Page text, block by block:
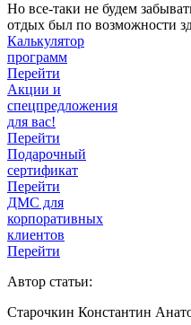
Но все-таки не будем
отдых был по возможности
Калькулятор
программ
Перейти
Акции и
спецпредложения
для вас!
Перейти
Подарочный
сертификат
Перейти
ДМС для
корпоративных
клиентов
Перейти
Автор статьи:
Старочкин Константин